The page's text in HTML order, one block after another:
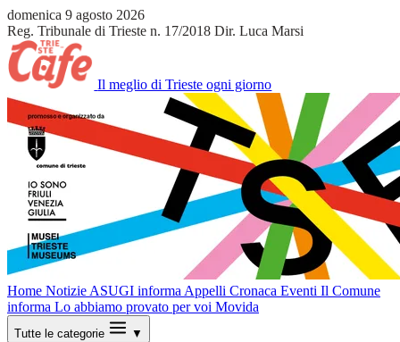
domenica 9 agosto 2026
Reg. Tribunale di Trieste n. 17/2018 Dir. Luca Marsi
Il meglio di Trieste ogni giorno
Home Notizie ASUGI informa Appelli Cronaca Eventi Il Comune
informa Lo abbiamo provato per voi Movida
Tutte le categorie ▼